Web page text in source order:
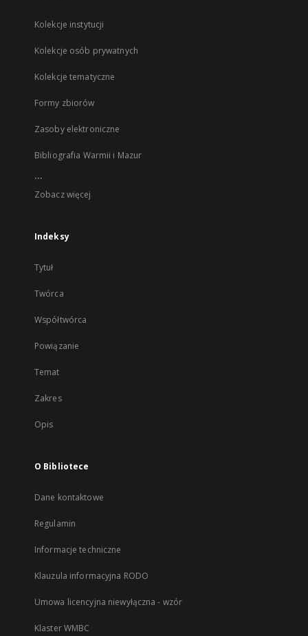
Kolekcje instytucji
Kolekcje osób prywatnych
Kolekcje tematyczne
Formy zbiorów
Zasoby elektroniczne
Bibliografia Warmii i Mazur
...
Zobacz więcej
Indeksy
Tytuł
Twórca
Współtwórca
Powiązanie
Temat
Zakres
Opis
O Bibliotece
Dane kontaktowe
Regulamin
Informacje techniczne
Klauzula informacyjna RODO
Umowa licencyjna niewyłączna - wzór
Klaster WMBC